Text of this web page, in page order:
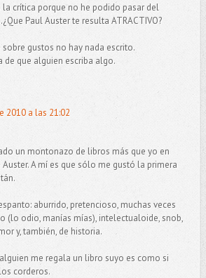
la crítica porque no he podido pasar del
Paul Auster te resulta ATRACTIVO?
sobre gustos no hay nada escrito.
de que alguien escriba algo.
2010 a las 21:02
un montonazo de libros más que yo en
A mí es que sólo me gustó la primera
aburrido, pretencioso, muchas veces
(lo odio, manías mías), intelectualoide, snob,
y, también, de historia.
me regala un libro suyo es como si
corderos.